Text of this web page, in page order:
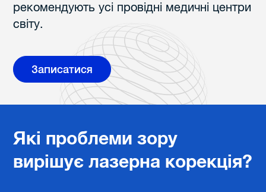
рекомендують усі провідні медичні центри
світу.
Записатися
Які проблеми зору
вирішує лазерна корекція?